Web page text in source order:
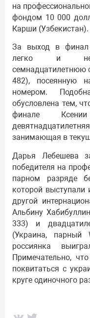
на
фондом 10 000
Карши (Узбекистан).
За выход в финал
легко и
семнадцатилетнюю
482), посеянную
номером.
обусловлена тем,
финале
занимающая в
Дарья Лебешева
победителя на
парном разряде
которой выступали
другой
Альбину
333) и
(Украина,
россиянка
Примечательно,
поквитаться с
круге одиночного